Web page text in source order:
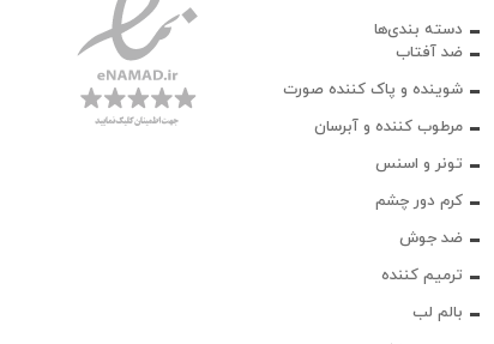
دسته بندی‌ها
ضد آفتاب
شوینده و پاک‌ کننده صورت
مرطوب کننده و آبرسان
تونر و اسنس
کرم دور چشم
ضد جوش
ترمیم کننده
بالم لب